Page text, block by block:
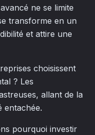
ne se limite
transforme en un
et attire une
choisissent
? Les
allant de la
entachée.
pourquoi investir